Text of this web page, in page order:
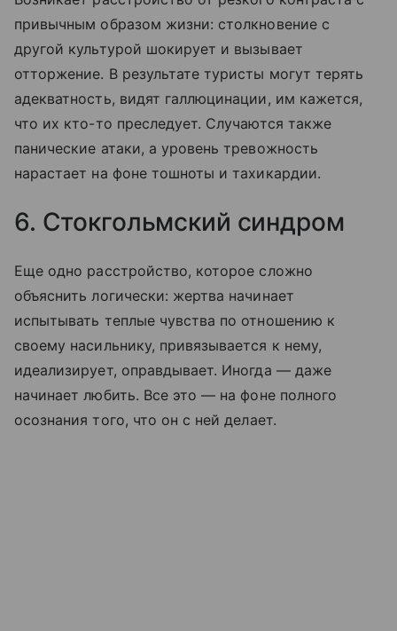
привычным образом жизни: столкновение с
другой культурой шокирует и вызывает
отторжение. В результате туристы могут терять
адекватность, видят галлюцинации, им кажется,
что их кто-то преследует. Случаются также
панические атаки, а уровень тревожность
нарастает на фоне тошноты и тахикардии.
6. Стокгольмский синдром
Еще одно расстройство, которое сложно
объяснить логически: жертва начинает
испытывать теплые чувства по отношению к
своему насильнику, привязывается к нему,
идеализирует, оправдывает. Иногда — даже
начинает любить. Все это — на фоне полного
осознания того, что он с ней делает.